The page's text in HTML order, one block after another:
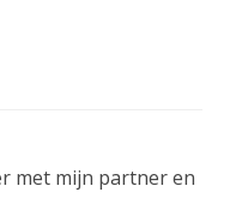
met mijn partner en